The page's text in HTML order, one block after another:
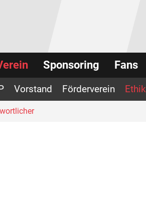
Sponsoring Fans
Vorstand Förderverein Ethik